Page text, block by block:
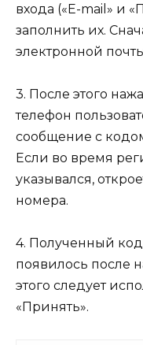
входа («E-mail» и
заполнить их.
электронной
3. После этого
телефон
сообщение с
Если во время
указывался,
номера.
4. Полученный код
появилось после
этого следует
«Принять».